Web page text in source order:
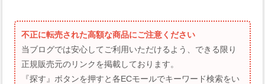
不正に転売された高額な商品にご注意ください
当ブログでは安心してご利用いただけるよう、できる限り
正規販売元のリンクを掲載しております。
『探す』ボタンを押すと各ECモールでキーワード検索をい